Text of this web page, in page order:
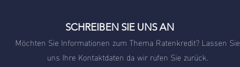
SCHREIBEN SIE UNS AN
Möchten Sie Informationen zum Thema Ratenkredit? Lassen Sie
uns Ihre Kontaktdaten da wir rufen Sie zurück.